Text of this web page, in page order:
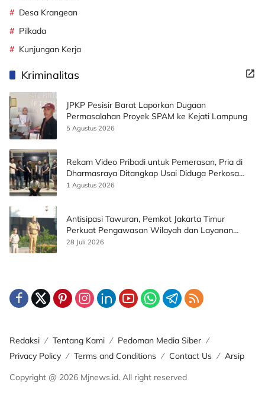
Desa Krangean
Pilkada
Kunjungan Kerja
Kriminalitas
JPKP Pesisir Barat Laporkan Dugaan
Permasalahan Proyek SPAM ke Kejati Lampung
5 Agustus 2026
Rekam Video Pribadi untuk Pemerasan, Pria di
Dharmasraya Ditangkap Usai Diduga Perkosa
Korban
1 Agustus 2026
Antisipasi Tawuran, Pemkot Jakarta Timur
Perkuat Pengawasan Wilayah dan Layanan
Publik
28 Juli 2026
Redaksi Tentang Kami
Pedoman Media Siber
Privacy Policy
Terms and Conditions Contact Us
Arsip
Copyright @ 2026 Mjnews.id. All right reserved